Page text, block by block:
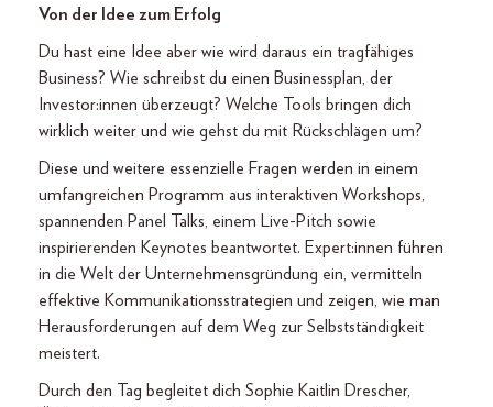
Von der Idee zum Erfolg
Du hast eine Idee aber wie wird daraus ein tragfähiges
Business? Wie schreibst du einen Businessplan, der
Investor:innen überzeugt? Welche Tools bringen dich
wirklich weiter und wie gehst du mit Rückschlägen um?
Diese und weitere essenzielle Fragen werden in einem
umfangreichen Programm aus interaktiven Workshops,
spannenden Panel Talks, einem Live-Pitch sowie
inspirierenden Keynotes beantwortet. Expert:innen führen
in die Welt der Unternehmensgründung ein, vermitteln
effektive Kommunikationsstrategien und zeigen, wie man
Herausforderungen auf dem Weg zur Selbstständigkeit
meistert.
Durch den Tag begleitet dich Sophie Kaitlin Drescher,